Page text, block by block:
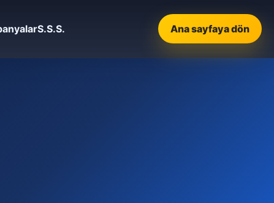
S.S.S. Ana sayfaya dön